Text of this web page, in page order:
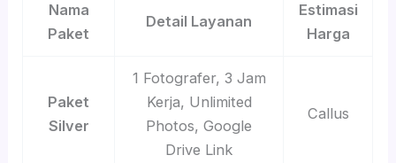
Nama
Paket
Detail Layanan
Estimasi
Harga
Paket
Silver
1 Fotografer, 3 Jam
Kerja, Unlimited
Photos, Google
Drive Link
Callus